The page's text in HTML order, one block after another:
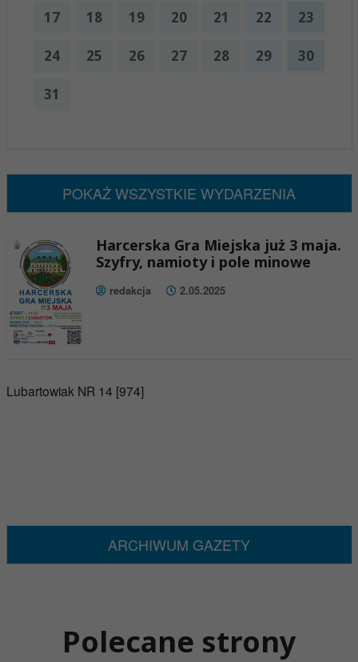
17 18 19 20 21 22 23
24 25 26 27 28 29 30
31
POKAŻ WSZYSTKIE WYDARZENIA
Harcerska Gra Miejska już 3 maja.
Szyfry, namioty i pole minowe
redakcja 2.05.2025
Lubartowiak NR 14 [974]
ARCHIWUM GAZETY
Polecane strony